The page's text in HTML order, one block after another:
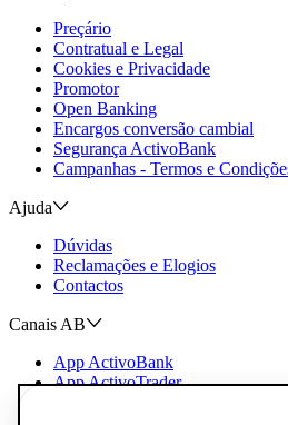
Preçário
Contratual e Legal
Cookies e Privacidade
Promotor
Open Banking
Encargos conversão cambial
Segurança ActivoBank
Campanhas - Termos e
Ajuda
Dúvidas
Reclamações e Elogios
Contactos
Canais AB
App ActivoBank
App ActivoTrader